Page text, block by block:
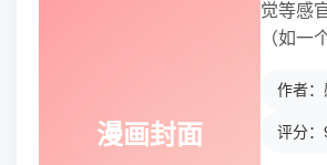
漫画封面
觉等感
（如一
作者：
评分